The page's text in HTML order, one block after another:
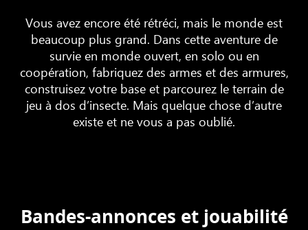
Vous avez encore été rétréci, mais le monde est
beaucoup plus grand. Dans cette aventure de
survie en monde ouvert, en solo ou en
coopération, fabriquez des armes et des armures,
construisez votre base et parcourez le terrain de
jeu à dos d’insecte. Mais quelque chose d’autre
existe et ne vous a pas oublié.
Bandes-annonces et jouabilité